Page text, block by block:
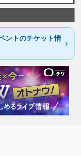
ントのチケット情